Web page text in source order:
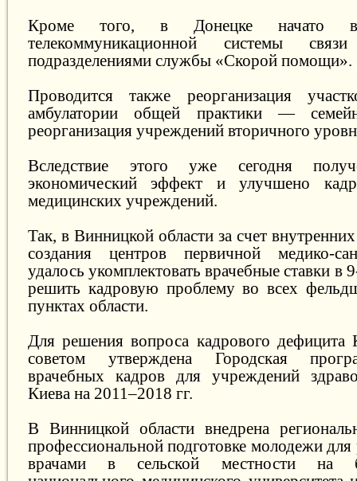
Кроме того, в Донецке начато
телекоммуникационной системы
подразделениями службы «Скорой помощи».
Проводится также реорганизация
амбулатории общей практики —
реорганизация учреждений вторичного
Вследствие этого уже сегодня
экономический эффект и улучшено
медицинских учреждений.
Так, в Винницкой области за счет
создания центров первичной медико-
удалось укомплектовать врачебные ставки в
решить кадровую проблему во всех
пунктах области.
Для решения вопроса кадрового дефицита
советом утверждена Городская
врачебных кадров для учреждений
Киева на 2011–2018 гг.
В Винницкой области внедрена
профессиональной подготовке молодежи
врачами в сельской местности на